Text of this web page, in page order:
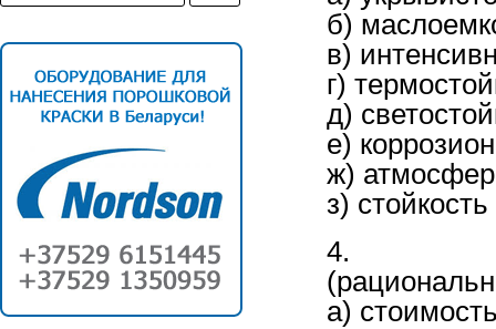
б)
в)
г)
д)
е)
ж)
з)
4.
а)